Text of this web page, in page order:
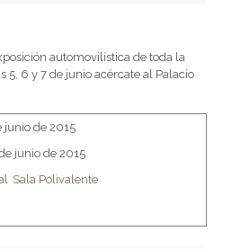
automovilística de toda la
5, 6 y 7 de junio acércate al Palacio
junio de 2015
junio de 2015
Sala Polivalente